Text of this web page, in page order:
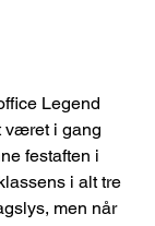
Legend
været i gang
festaften i
i alt tre
men når